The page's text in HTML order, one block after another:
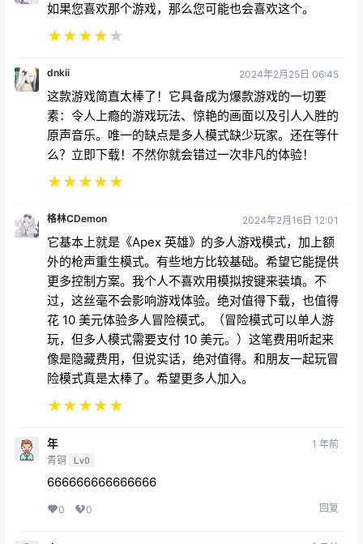
如果您喜欢那个游戏，那么您可能也会喜欢这个。
★★★★★
dnkii 2024年2月25日 06:45
这款游戏简直太棒了！它具备成为爆款游戏的一切要
素：令人上瘾的游戏玩法、惊艳的画面以及引人入胜的
原声音乐。唯一的缺点是多人模式缺少玩家。还在等什
么？立即下载！不然你就会错过一次非凡的体验！
★★★★★
格林CDemon 2024年2月16日 12:01
它基本上就是《Apex 英雄》的多人游戏模式，加上额
外的枪声重生模式。有些地方比较基础。希望它能提供
更多控制方案。我个人不喜欢用模拟按键来装填。不
过，这丝毫不会影响游戏体验。绝对值得下载，也值得
花 10 美元体验多人冒险模式。（冒险模式可以单人游
玩，但多人模式需要支付 10 美元。）这笔费用听起来
像是隐藏费用，但说实话，绝对值得。和朋友一起玩冒
险模式真是太棒了。希望更多人加入。
★★★★★
年
青铜 Lv0
1 年前
666666666666666
0 0 回复